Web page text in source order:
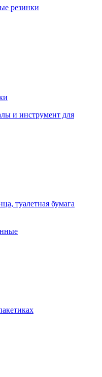
резинки
и инструмент для
туалетная бумага